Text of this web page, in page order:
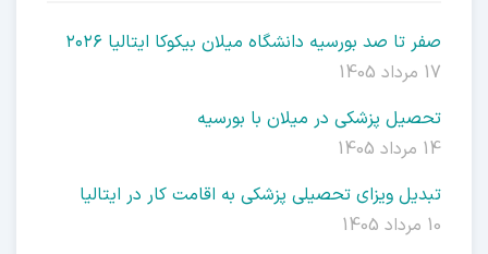
صفر تا صد بورسیه دانشگاه میلان بیکوکا ایتالیا ۲۰۲۶
تحصیل پزشکی در میلان با بورسیه
تبدیل ویزای تحصیلی پزشکی به اقامت کار در ایتالیا